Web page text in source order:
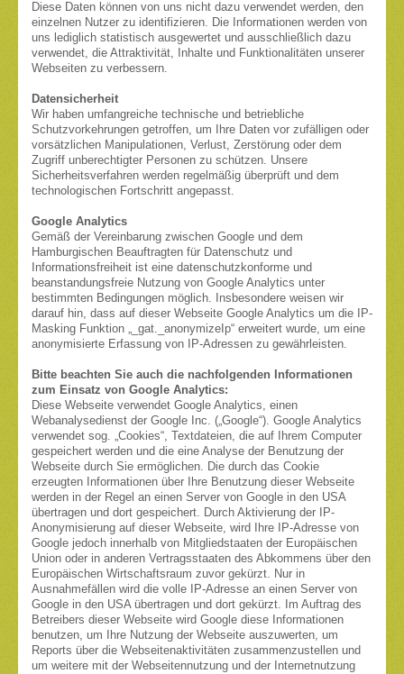
Diese Daten können von uns nicht dazu verwendet werden, den
einzelnen Nutzer zu identifizieren. Die Informationen werden von
uns lediglich statistisch ausgewertet und ausschließlich dazu
verwendet, die Attraktivität, Inhalte und Funktionalitäten unserer
Webseiten zu verbessern.
Datensicherheit
Wir haben umfangreiche technische und betriebliche
Schutzvorkehrungen getroffen, um Ihre Daten vor zufälligen oder
vorsätzlichen Manipulationen, Verlust, Zerstörung oder dem
Zugriff unberechtigter Personen zu schützen. Unsere
Sicherheitsverfahren werden regelmäßig überprüft und dem
technologischen Fortschritt angepasst.
Google Analytics
Gemäß der Vereinbarung zwischen Google und dem
Hamburgischen Beauftragten für Datenschutz und
Informationsfreiheit ist eine datenschutzkonforme und
beanstandungsfreie Nutzung von Google Analytics unter
bestimmten Bedingungen möglich. Insbesondere weisen wir
darauf hin, dass auf dieser Webseite Google Analytics um die IP-
Masking Funktion „_gat._anonymizeIp“ erweitert wurde, um eine
anonymisierte Erfassung von IP-Adressen zu gewährleisten.
Bitte beachten Sie auch die nachfolgenden Informationen
zum Einsatz von Google Analytics:
Diese Webseite verwendet Google Analytics, einen
Webanalysedienst der Google Inc. („Google“). Google Analytics
verwendet sog. „Cookies“, Textdateien, die auf Ihrem Computer
gespeichert werden und die eine Analyse der Benutzung der
Webseite durch Sie ermöglichen. Die durch das Cookie
erzeugten Informationen über Ihre Benutzung dieser Webseite
werden in der Regel an einen Server von Google in den USA
übertragen und dort gespeichert. Durch Aktivierung der IP-
Anonymisierung auf dieser Webseite, wird Ihre IP-Adresse von
Google jedoch innerhalb von Mitgliedstaaten der Europäischen
Union oder in anderen Vertragsstaaten des Abkommens über den
Europäischen Wirtschaftsraum zuvor gekürzt. Nur in
Ausnahmefällen wird die volle IP-Adresse an einen Server von
Google in den USA übertragen und dort gekürzt. Im Auftrag des
Betreibers dieser Webseite wird Google diese Informationen
benutzen, um Ihre Nutzung der Webseite auszuwerten, um
Reports über die Webseitenaktivitäten zusammenzustellen und
um weitere mit der Webseitennutzung und der Internetnutzung